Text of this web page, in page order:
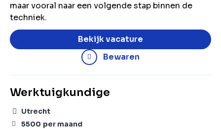
maar vooral naar een volgende stap binnen de
techniek.
Bekijk vacature
Bewaren
Werktuigkundige
Utrecht
5500 per maand